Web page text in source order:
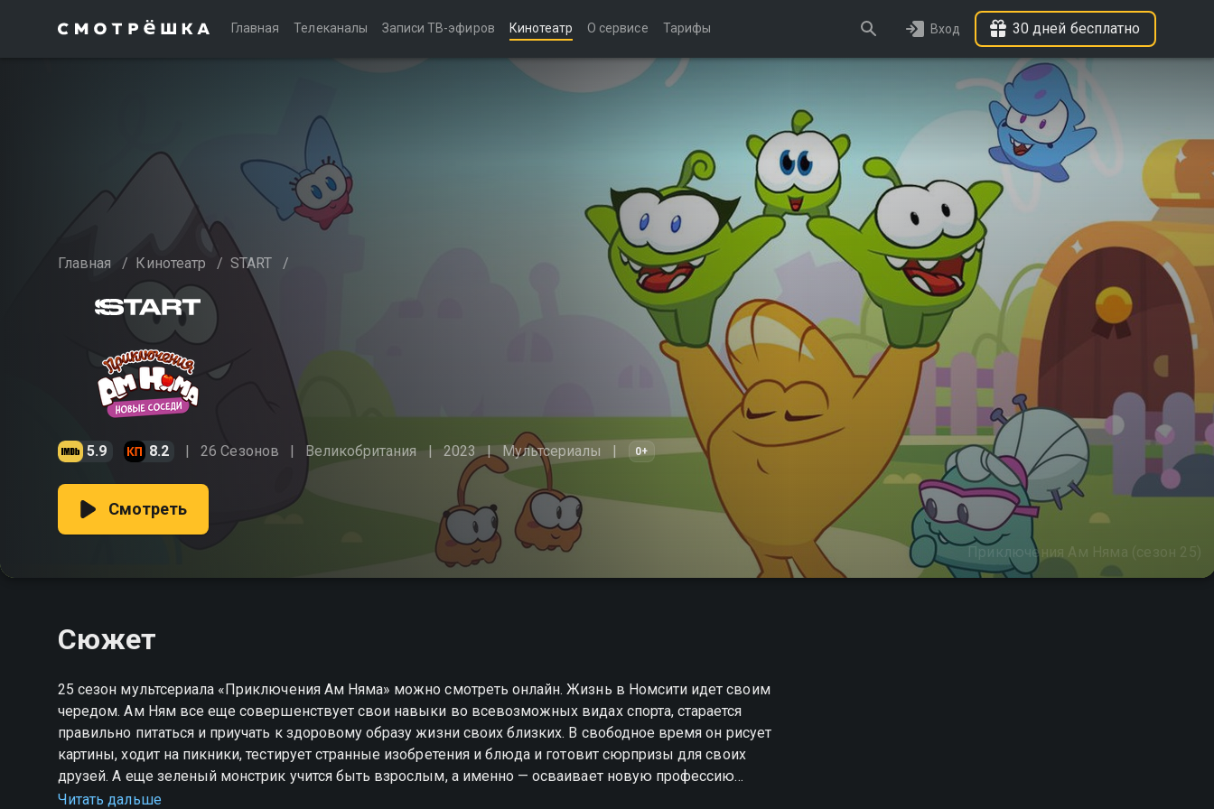
Главная Телеканалы Записи ТВ-эфиров Кинотеатр О сервисе Тарифы Вход 30 дней бесплатно
Главная / Кинотеатр / START /
5.9 8.2 26 Сезонов Великобритания 2023 Мультсериалы 0+
Приключения Ам Няма (сезон 25)
Смотреть
Сюжет
25 сезон мультсериала «Приключения Ам Няма» можно смотреть онлайн. Жизнь в Номсити идет своим
чередом. Ам Ням все еще совершенствует свои навыки во всевозможных видах спорта, старается
правильно питаться и приучать к здоровому образу жизни своих близких. В свободное время он рисует
картины, ходит на пикники, тестирует странные изобретения и блюда и готовит сюрпризы для своих
друзей. А еще зеленый монстрик учится быть взрослым, а именно — осваивает новую профессию
почтальона Номсити. Вдобавок к этому сладкоежка показывает, как бороться со своими страхами. И
Читать дальше